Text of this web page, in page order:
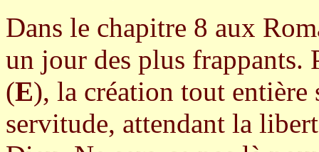
Dans le chapitre 8 aux
un jour des plus frappants.
(E), la création tout entière
servitude, attendant la